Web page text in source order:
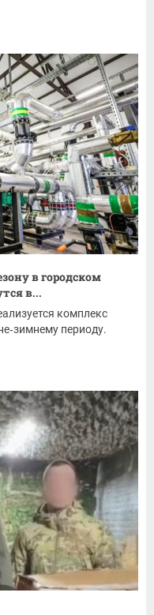
в городском
в...
комплекс
периоду.